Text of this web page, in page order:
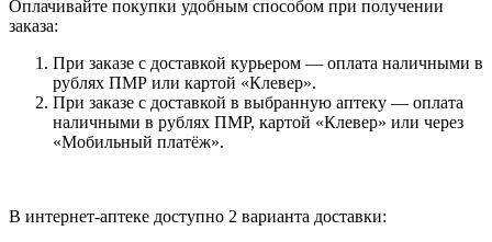
Оплачивайте покупки удобным способом при получении
заказа:
При заказе с доставкой курьером — оплата наличными в
рублях ПМР или картой «Клевер».
При заказе с доставкой в выбранную аптеку — оплата
наличными в рублях ПМР, картой «Клевер» или через
«Мобильный платёж».
В интернет-аптеке доступно 2 варианта доставки: